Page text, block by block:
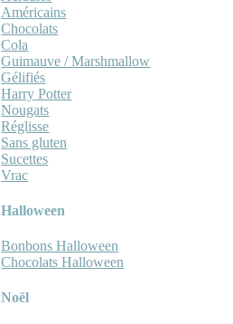
Américains
Chocolats
Cola
Guimauve / Marshmallow
Gélifiés
Harry Potter
Nougats
Réglisse
Sans gluten
Sucettes
Vrac
Halloween
Bonbons Halloween
Chocolats Halloween
Noël